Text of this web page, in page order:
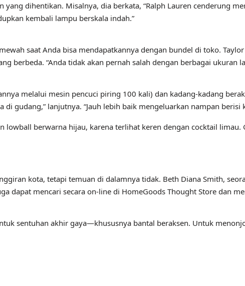
yang dihentikan. Misalnya, dia berkata, “Ralph Lauren cenderung
kembali lampu berskala indah.”
saat Anda bisa mendapatkannya dengan bundel di toko.
berbeda. “Anda tidak akan pernah salah dengan berbagai ukuran
melalui mesin pencuci piring 100 kali) dan kadang-kadang
gudang,” lanjutnya. “Jauh lebih baik mengeluarkan nampan
lowball berwarna hijau, karena terlihat keren dengan cocktail
kota, tetapi temuan di dalamnya tidak. Beth Diana Smith,
dapat mencari secara on-line di HomeGoods Thought Store dan
sentuhan akhir gaya—khususnya bantal beraksen. Untuk